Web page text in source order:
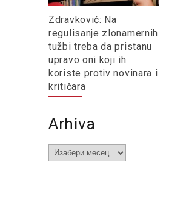
Zdravković: Na
regulisanje zlonamernih
tužbi treba da pristanu
upravo oni koji ih
koriste protiv novinara i
kritičara
Arhiva
Arhiva